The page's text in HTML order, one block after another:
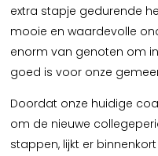
extra stapje gedurende
mooie en waardevolle
enorm van genoten om
goed is voor onze
Doordat onze huidige
om de nieuwe
stappen, lijkt er